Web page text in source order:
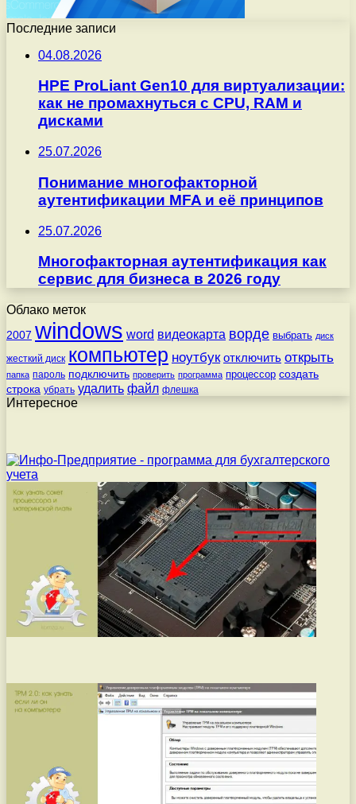
Последние записи
04.08.2026
HPE ProLiant Gen10 для виртуализации:
как не промахнуться с CPU, RAM и
дисками
25.07.2026
Понимание многофакторной
аутентификации MFA и её принципов
25.07.2026
Многофакторная аутентификация как
сервис для бизнеса в 2026 году
Облако меток
2007 windows word видеокарта ворде выбрать диск
жесткий диск компьютер ноутбук отключить открыть
папка пароль подключить проверить программа процессор создать
строка убрать удалить файл флешка
Интересное